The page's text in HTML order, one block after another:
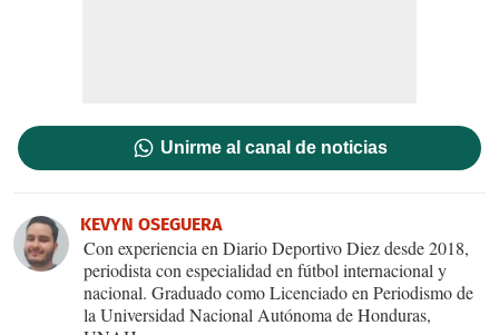
Unirme al canal de noticias
KEVYN OSEGUERA
Con experiencia en Diario Deportivo Diez desde 2018,
periodista con especialidad en fútbol internacional y
nacional. Graduado como Licenciado en Periodismo de
la Universidad Nacional Autónoma de Honduras,